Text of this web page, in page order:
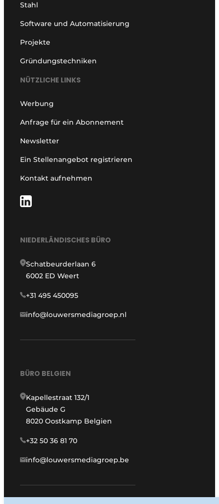
Stahl
Software und Automatisierung
Projekte
Gründungstechniken
NÜTZLICHE LINKS
Werbung
Anfrage für ein Abonnement
Newsletter
Ein Stellenangebot registrieren
Kontakt aufnehmen
NIEDERLÄNDISCHES BÜRO
Schatbeurderlaan 6
6002 ED Weert
+31 495 450095
info@louwersmediagroep.nl
BÜRO BELGIEN
Kapellestraat 132/1
Gebäude G
8020 Oostkamp Belgien
+32 50 36 81 70
info@louwersmediagroep.be